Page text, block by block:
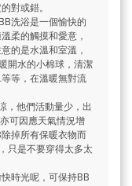
對或錯。
洗浴是一個愉快的
柔的觸摸和愛意，
的是水溫和室溫，
開水的小棉球，清潔
等，在溫暖無對流
，他們活動量少，出
可因應天氣情況增
掉所有保暖衣物而
只是不要穿得太多太
時光呢，可保持BB